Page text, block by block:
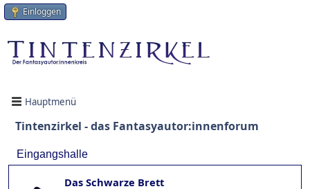
Einloggen
Hauptmenü
Tintenzirkel - das Fantasyautor:innenforum
Eingangshalle
Das Schwarze Brett